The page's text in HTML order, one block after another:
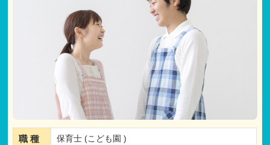
職 種 保育士 (こども園 )